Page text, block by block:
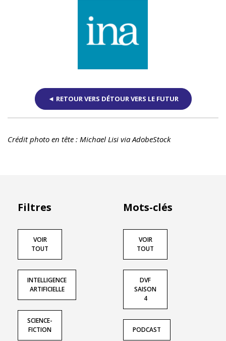
◄ RETOUR VERS DÉTOUR VERS LE FUTUR
Crédit photo en tête : Michael Lisi via AdobeStock
Filtres
VOIR
TOUT
INTELLIGENCE
ARTIFICIELLE
SCIENCE-
FICTION
Mots-clés
VOIR
TOUT
DVF
SAISON
4
PODCAST